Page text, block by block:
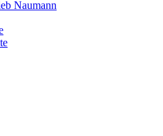
Naumann